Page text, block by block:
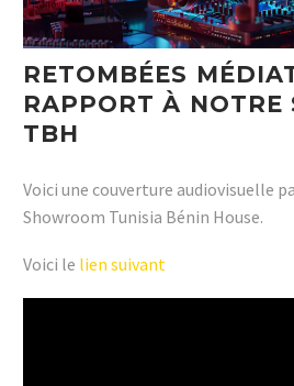
RETOMBÉES
RAPPORT À NOTRE
TBH
Voici une couverture audiovisuelle
Showroom Tunisia Bénin House.
Voici le lien suivant